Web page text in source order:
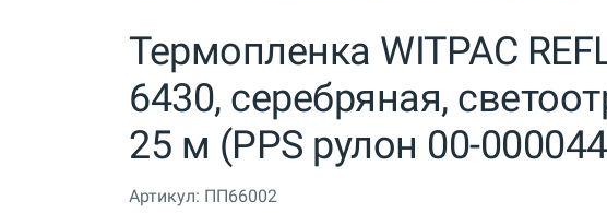
Термопленка WITPAC
6430, серебряная,
25 м (PPS рулон 00-
Артикул: ПП66002